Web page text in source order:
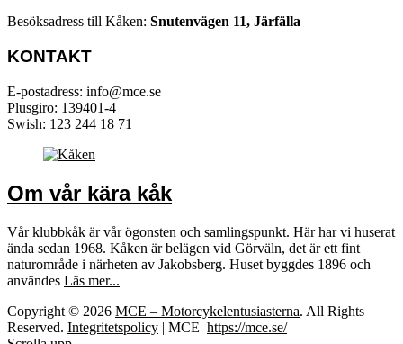
Besöksadress till Kåken: Snutenvägen 11, Järfälla
KONTAKT
E-postadress: info@mce.se
Plusgiro: 139401-4
Swish: 123 244 18 71
Om vår kära kåk
Vår klubbkåk är vår ögonsten och samlingspunkt. Här har vi huserat
ända sedan 1968. Kåken är belägen vid Görväln, det är ett fint
naturområde i närheten av Jakobsberg. Huset byggdes 1896 och
användes Läs mer...
Copyright © 2026 MCE – Motorcykelentusiasterna. All Rights
Reserved. Integritetspolicy | MCE https://mce.se/